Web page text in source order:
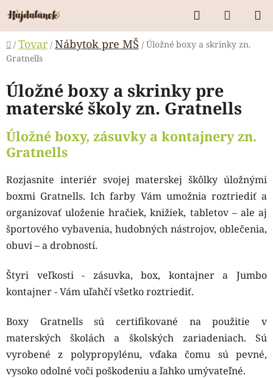
Prejsť
na
obsah
Hľadať
KOŠÍK
Domov
/ Tovar / Nábytok pre MŠ / Úložné boxy a skrinky zn.
Gratnells
Úložné boxy a skrinky pre
materské školy zn. Gratnells
Úložné boxy, zásuvky a kontajnery zn.
Gratnells
Rozjasnite interiér svojej materskej škôlky úložnými
boxmi Gratnells. Ich farby Vám umožnia roztriediť a
organizovať uloženie hračiek, knižiek, tabletov – ale aj
športového vybavenia, hudobných nástrojov, oblečenia,
obuvi – a drobností.
Štyri veľkosti - zásuvka, box, kontajner a Jumbo
kontajner - Vám uľahčí všetko roztriediť.
Boxy Gratnells sú certifikované na použitie v
materských školách a školských zariadeniach.
Sú
vyrobené z polypropylénu, vďaka čomu sú pevné,
vysoko odolné voči poškodeniu a ľahko umývateľné.